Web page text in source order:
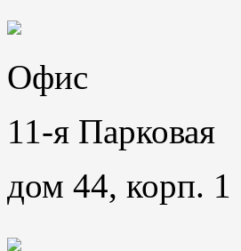
Офис
11-я Парковая
дом 44, корп. 1